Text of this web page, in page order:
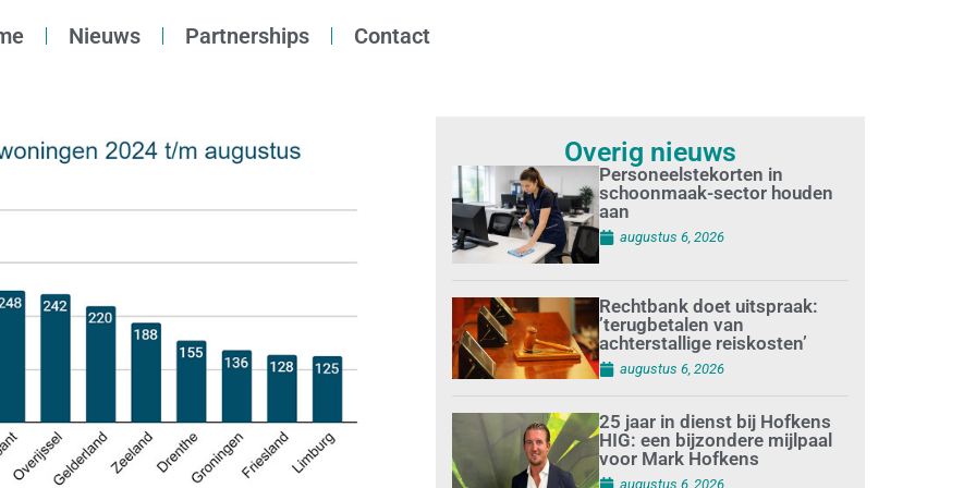
Nieuws Partnerships Contact
Overig nieuws
Personeelstekorten in
schoonmaak-sector houden
aan
augustus 6, 2026
Rechtbank doet uitspraak:
’terugbetalen van
achterstallige reiskosten’
augustus 6, 2026
25 jaar in dienst bij Hofkens
HIG: een bijzondere mijlpaal
voor Mark Hofkens
augustus 6, 2026